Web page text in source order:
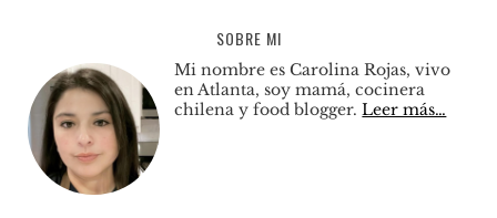
SOBRE MI
Mi nombre es Carolina Rojas, vivo
en Atlanta, soy mamá, cocinera
chilena y food blogger.Leer más…